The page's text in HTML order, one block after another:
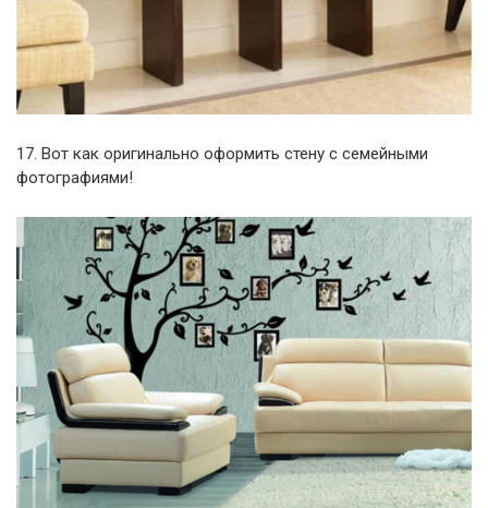
17. Вот как оригинально оформить стену с семейными
фотографиями!